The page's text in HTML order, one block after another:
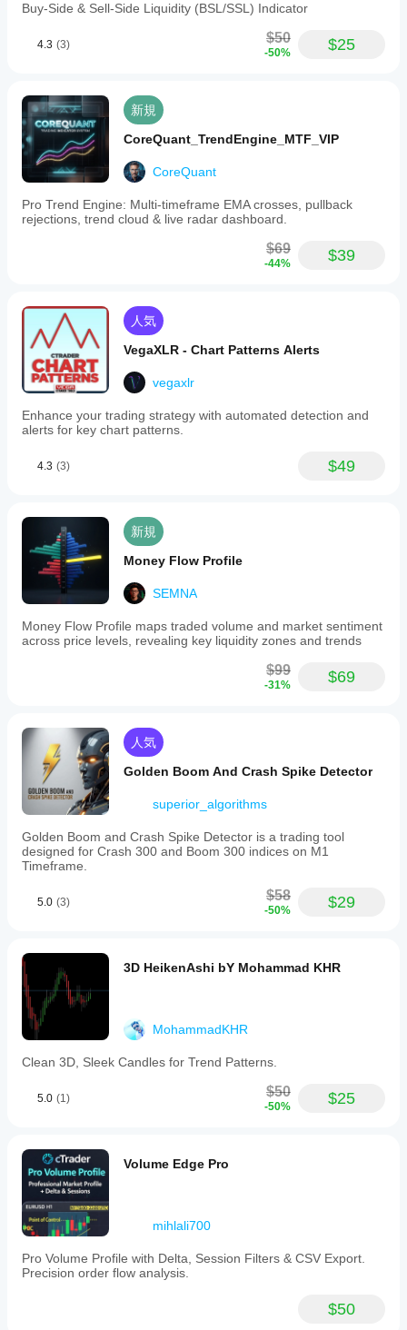
ー
グ
ナ
ル
トレンドの強さ
反転
ダイバージェンス
ラインブレイク
Buy-Side & Sell-Side Liquidity (BSL/SSL) Indicator
4.3 (3) $50
-50% $25
新規
CoreQuant_TrendEngine_MTF_VIP
CoreQuant
Pro Trend Engine: Multi-timeframe EMA crosses, pullback
rejections, trend cloud & live radar dashboard.
$69
-44% $39
人気
VegaXLR - Chart Patterns Alerts
vegaxlr
Enhance your trading strategy with automated detection and
alerts for key chart patterns.
4.3 (3) $49
新規
Money Flow Profile
SEMNA
Money Flow Profile maps traded volume and market sentiment
across price levels, revealing key liquidity zones and trends
$99
-31% $69
人気
Golden Boom And Crash Spike Detector
superior_algorithms
Golden Boom and Crash Spike Detector is a trading tool
designed for Crash 300 and Boom 300 indices on M1
Timeframe.
5.0 (3) $58
-50% $29
3D HeikenAshi bY Mohammad KHR
MohammadKHR
Clean 3D, Sleek Candles for Trend Patterns.
5.0 (1) $50
-50% $25
Volume Edge Pro
mihlali700
Pro Volume Profile with Delta, Session Filters & CSV Export.
Precision order flow analysis.
$50